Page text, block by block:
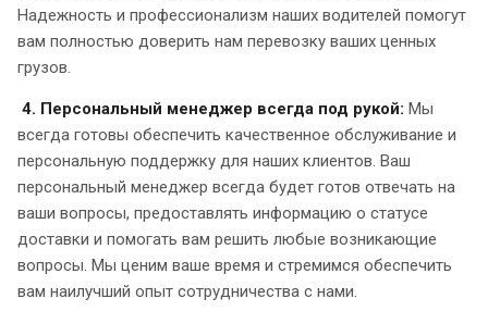
Надежность и профессионализм наших водителей помогут
вам полностью доверить нам перевозку ваших ценных
грузов.
4. Персональный менеджер всегда под рукой: Мы
всегда готовы обеспечить качественное обслуживание и
персональную поддержку для наших клиентов. Ваш
персональный менеджер всегда будет готов отвечать на
ваши вопросы, предоставлять информацию о статусе
доставки и помогать вам решить любые возникающие
вопросы. Мы ценим ваше время и стремимся обеспечить
вам наилучший опыт сотрудничества с нами.